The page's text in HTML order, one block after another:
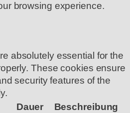
browsing experience.
absolutely essential for the
These cookies ensure
security features of the
Dauer Beschreibung